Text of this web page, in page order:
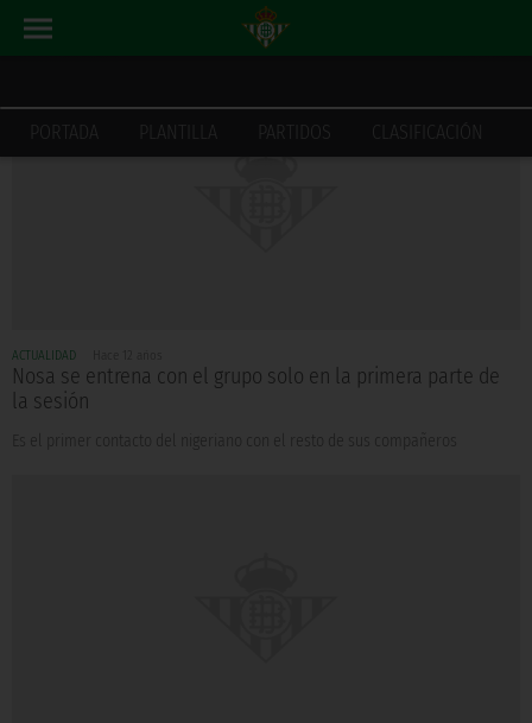
PORTADA PLANTILLA PARTIDOS CLASIFICACIÓN
ACTUALIDAD
Nosa se entrena con el grupo solo en la primera parte de
la sesión
Es el primer contacto del nigeriano con el resto de sus compañeros